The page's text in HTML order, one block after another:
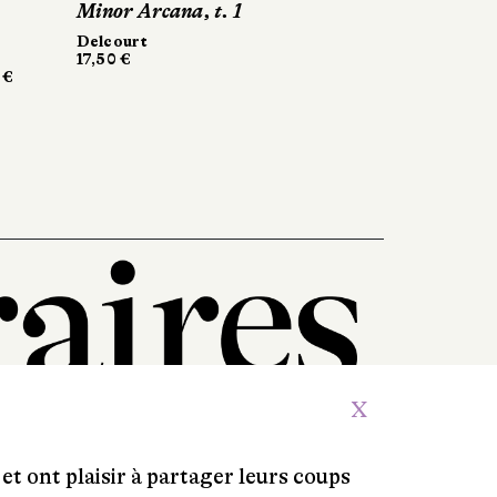
Minor Arcana, t. 1
Delcourt
17,50 €
Minor Arcana, t. 1
Delcourt
17,50 €
Sacrés banquets !
X
ont plaisir à partager leurs coups